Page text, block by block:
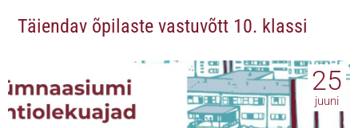
Täiendav õpilaste vastuvõtt 10. klassi
25
juuni